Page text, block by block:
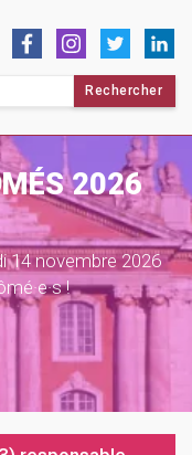
2026
14 novembre 2026
!